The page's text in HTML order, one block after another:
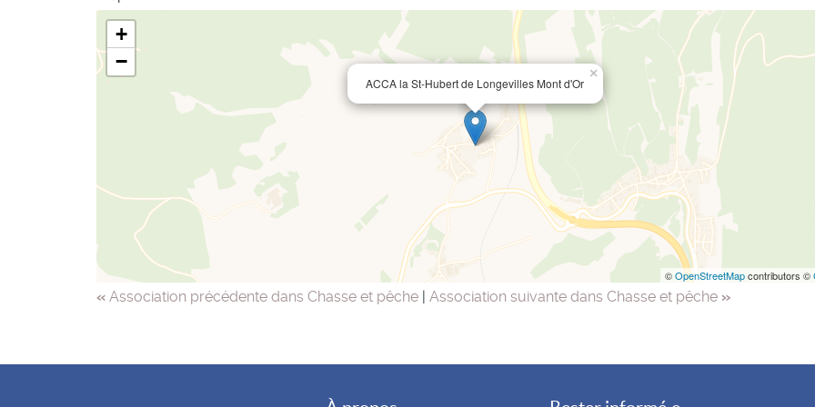
ACCA la St-Hubert de Longevilles Mont d'Or
×
+
−
©OpenStreetMapcontributors ©
« Association précédente dans Chasse et pêche | Association suivante dans Chasse et pêche »